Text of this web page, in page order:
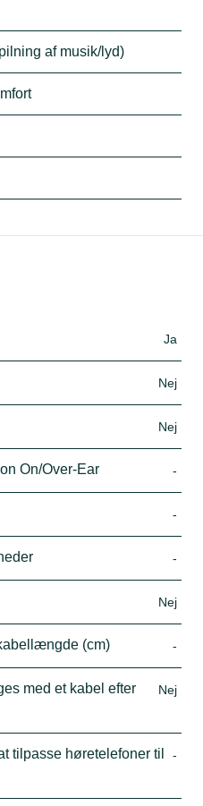
af musik/lyd)
Ja
Nej
Nej
On/Over-Ear -
-
-
Nej
(cm) -
med et kabel efter
Nej
tilpasse høretelefoner til
-